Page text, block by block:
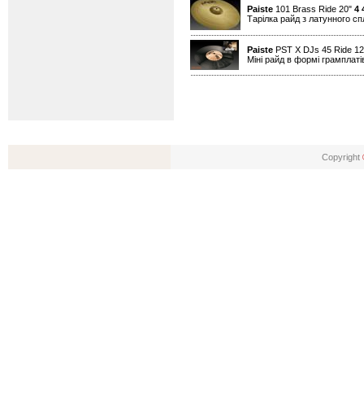
Paiste 101 Brass Ride 20" 4
Тарілка райд з латунного
Paiste PST X DJs 45 Ride
Міні райд в формі
Copyright